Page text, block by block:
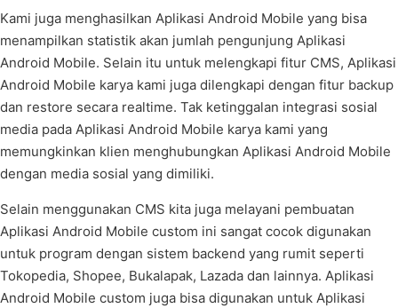
Kami juga menghasilkan Aplikasi Android Mobile yang bisa
menampilkan statistik akan jumlah pengunjung Aplikasi
Android Mobile. Selain itu untuk melengkapi fitur CMS, Aplikasi
Android Mobile karya kami juga dilengkapi dengan fitur backup
dan restore secara realtime. Tak ketinggalan integrasi sosial
media pada Aplikasi Android Mobile karya kami yang
memungkinkan klien menghubungkan Aplikasi Android Mobile
dengan media sosial yang dimiliki.
Selain menggunakan CMS kita juga melayani pembuatan
Aplikasi Android Mobile custom ini sangat cocok digunakan
untuk program dengan sistem backend yang rumit seperti
Tokopedia, Shopee, Bukalapak, Lazada dan lainnya. Aplikasi
Android Mobile custom juga bisa digunakan untuk Aplikasi